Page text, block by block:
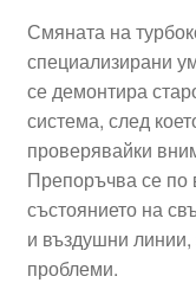
Смяната на
специализирани
се демонтира
система, след
проверявайки
Препоръчва се по
състоянието на
и въздушни
проблеми.